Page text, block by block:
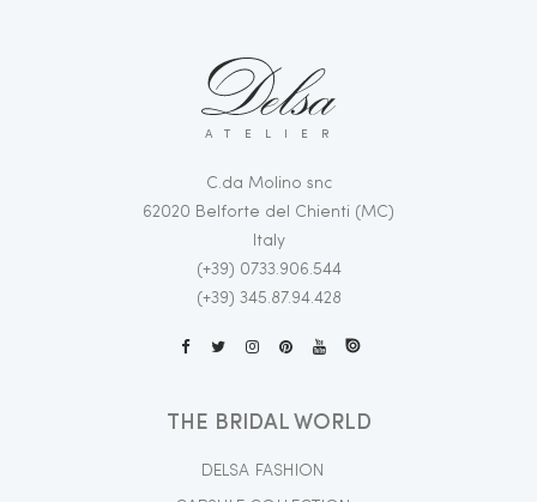
ATELIER
C.da Molino snc
62020 Belforte del Chienti (MC)
Italy
(+39) 0733.906.544
(+39) 345.87.94.428
THE BRIDAL WORLD
DELSA FASHION